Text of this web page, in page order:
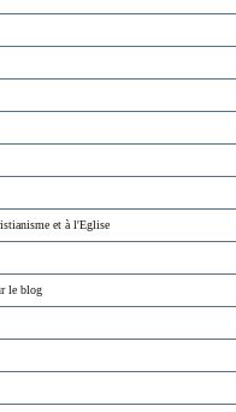
et à l'Eglise
le blog